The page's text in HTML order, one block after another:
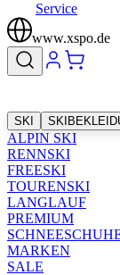
Service
www.xspo.de
SKI
ALPIN SKI
RENNSKI
FREESKI
TOURENSKI
LANGLAUF
PREMIUM
MARKEN
SALE